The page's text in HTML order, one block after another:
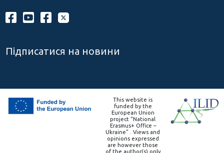
Підписатися на новини
This website is
funded by the
European Union
project “National
Erasmus+ Office –
Ukraine” . Views and
opinions expressed
are however those
of the author(s) only